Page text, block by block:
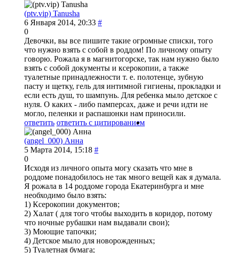
(ptv.vip) Tanusha
6 Января 2014, 20:33 #
0
Девочки, вы все пишите такие огромные списки, того
что нужно взять с собой в роддом! По личному опыту
говорю. Рожала я в магнитогорске, так нам нужно было
взять с собой документы и ксерокопии, а также
туалетные принадлежности т. е. полотенце, зубную
пасту и щетку, гель для интимной гигиены, прокладки и
если есть душ, то шампунь. Для ребенка мыло детское с
нуля. О каких - либо памперсах, даже и речи идти не
могло, пеленки и распашонки нам приносили.
ответить ответить с цитированием
(angel_000) Анна
5 Марта 2014, 15:18 #
0
Исходя из личного опыта могу сказать что мне в
роддоме понадобилось не так много вещей как я думала.
Я рожала в 14 роддоме города Екатеринбурга и мне
необходимо было взять:
1) Ксерокопии документов;
2) Халат ( для того чтобы выходить в коридор, потому
что ночные рубашки нам выдавали свои);
3) Моющие тапочки;
4) Детское мыло для новорожденных;
5) Туалетная бумага;